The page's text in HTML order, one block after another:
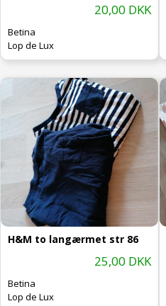
20,00 DKK
Betina
Lop de Lux
H&M to langærmet str 86
25,00 DKK
Betina
Lop de Lux